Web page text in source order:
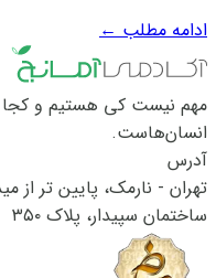
داده‌های مختلفی در زبان
داده‌ها ویژگی‌ها و کاربردهای...
ادامه مطلب←
مهم نیست کی هستیم و کجا
انسان‌هاست.
آدرس
تهران - نارمک، پایین تر
ساختمان سپیدار، پلاک ۳۵۰